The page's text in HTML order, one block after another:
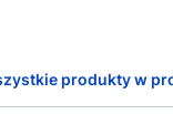
produkty w